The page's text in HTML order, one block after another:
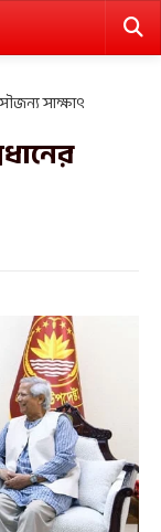
সাক্ষাৎ